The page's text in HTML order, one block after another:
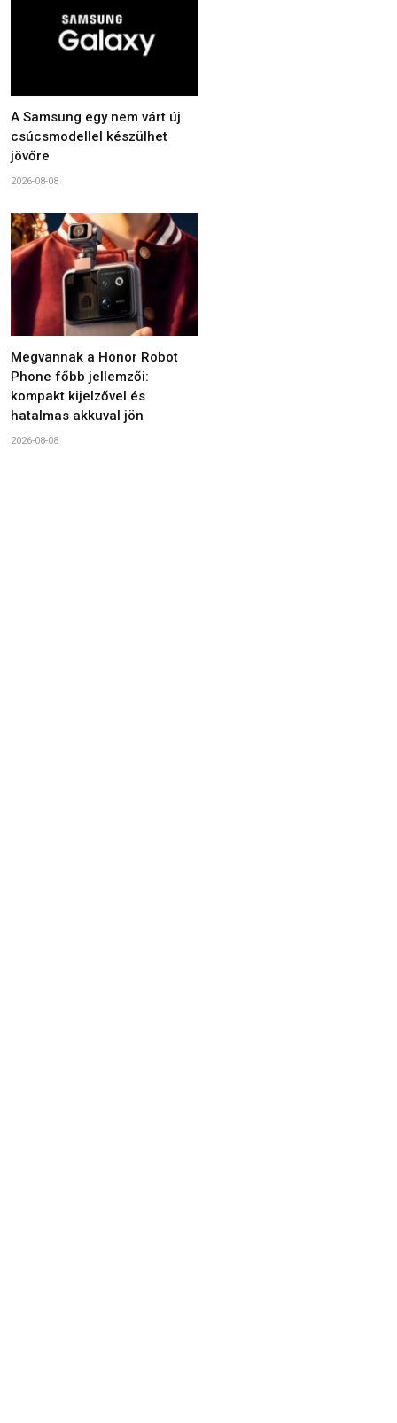
A Samsung egy nem várt új
csúcsmodellel készülhet
jövőre
2026-08-08
Megvannak a Honor Robot
Phone főbb jellemzői:
kompakt kijelzővel és
hatalmas akkuval jön
2026-08-08